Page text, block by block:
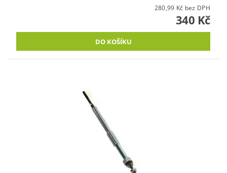
280,99 Kč bez DPH
340 Kč